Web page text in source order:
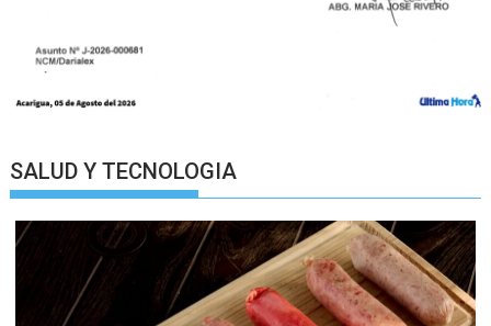
SALUD Y TECNOLOGIA